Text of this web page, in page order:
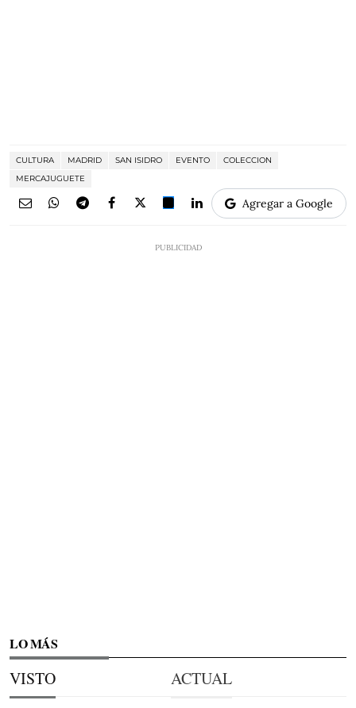
CULTURA MADRID SAN ISIDRO EVENTO
COLECCION
MERCAJUGUETE
Agregar a Google
LO MÁS
VISTO ACTUAL